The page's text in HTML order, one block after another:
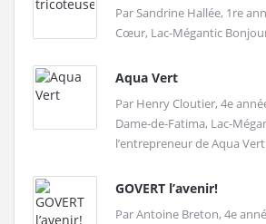
Par Sandrine Hallée, 1re
Cœur, Lac-Mégantic Bonjour
Aqua Vert
Par Henry Cloutier, 4e
Dame-de-Fatima, Lac-
l’entrepreneur de Aqua
GOVERT l’avenir!
Par Antoine Breton, 4e